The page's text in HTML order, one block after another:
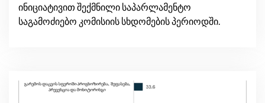
ინიციატივით შექმნილი საპარლამენტო
საგამოძიებო კომისიის სხდომების პერიოდში.